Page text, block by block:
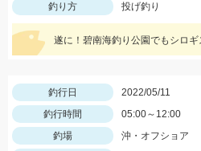
釣り方
投げ釣り
釣行日
2022/05/11
釣行時間
05:00～12:00
釣場
沖・オフショア